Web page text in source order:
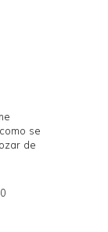
se
de